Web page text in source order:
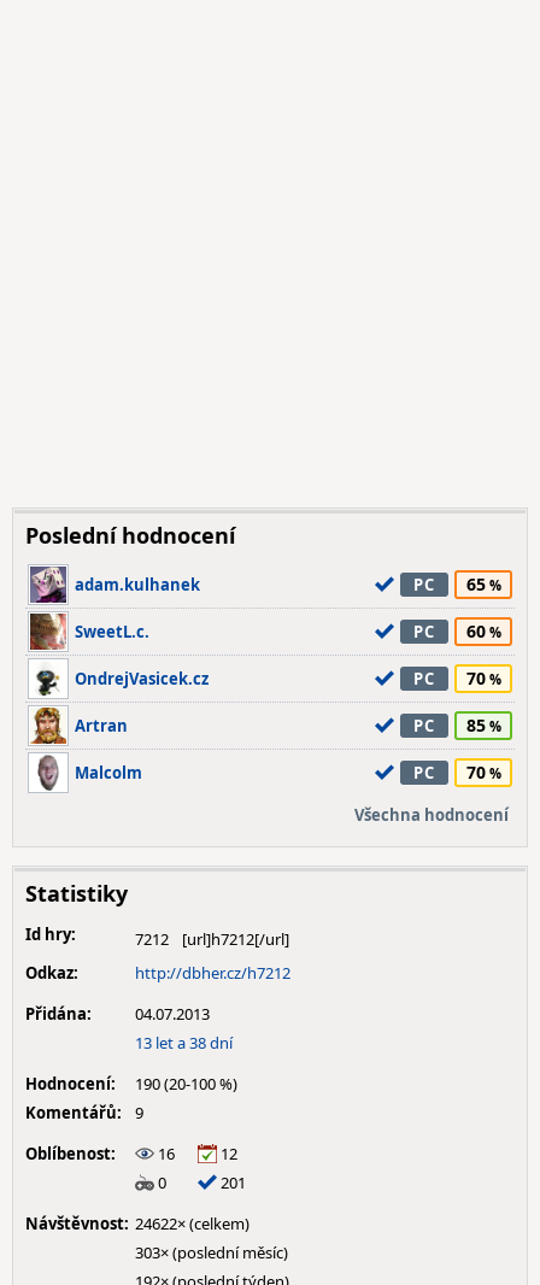
Poslední hodnocení
adam.kulhanek PC 65
SweetL.c. PC 60
OndrejVasicek.cz PC 70
Artran PC 85
Malcolm PC 70
Všechna hodnocení
Statistiky
Id hry:
7212
Odkaz:
http://dbher.cz/h7212
Přidána:
04.07.2013
13 let a 38 dní
Hodnocení:
190 (20-100 %)
Komentářů:
9
Oblíbenost:
16
12
0
201
Návštěvnost: 24622× (celkem)
303× (poslední měsíc)